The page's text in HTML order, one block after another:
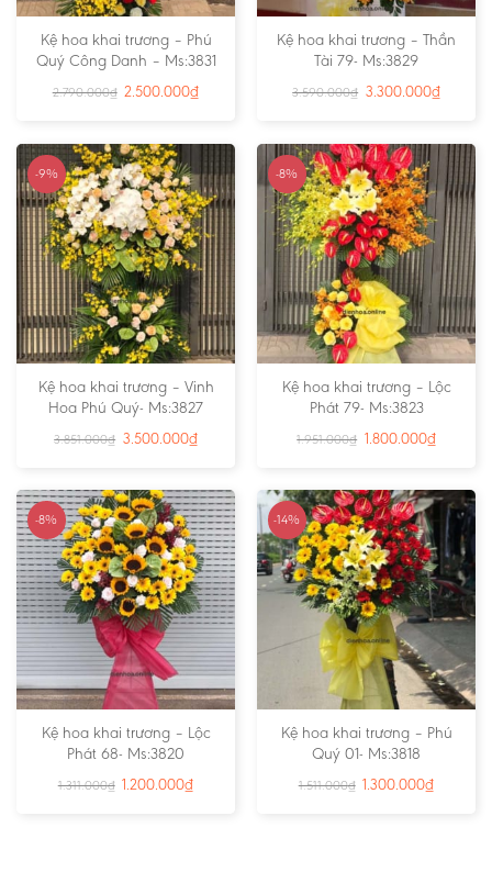
Kệ hoa khai trương – Phú
Quý Công Danh – Ms:3831
2.790.000₫ 2.500.000₫
Kệ hoa khai trương – Thần
Tài 79- Ms:3829
3.590.000₫ 3.300.000₫
-9%
Kệ hoa khai trương – Vinh
Hoa Phú Quý- Ms:3827
3.851.000₫ 3.500.000₫
-8%
Kệ hoa khai trương – Lộc
Phát 79- Ms:3823
1.951.000₫ 1.800.000₫
-8%
Kệ hoa khai trương – Lộc
Phát 68- Ms:3820
1.311.000₫ 1.200.000₫
-14%
Kệ hoa khai trương – Phú
Quý 01- Ms:3818
1.511.000₫ 1.300.000₫